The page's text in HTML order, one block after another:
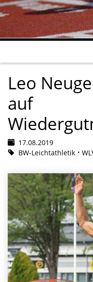
Leo
auf
17.08.2019
BW-Leichtathletik